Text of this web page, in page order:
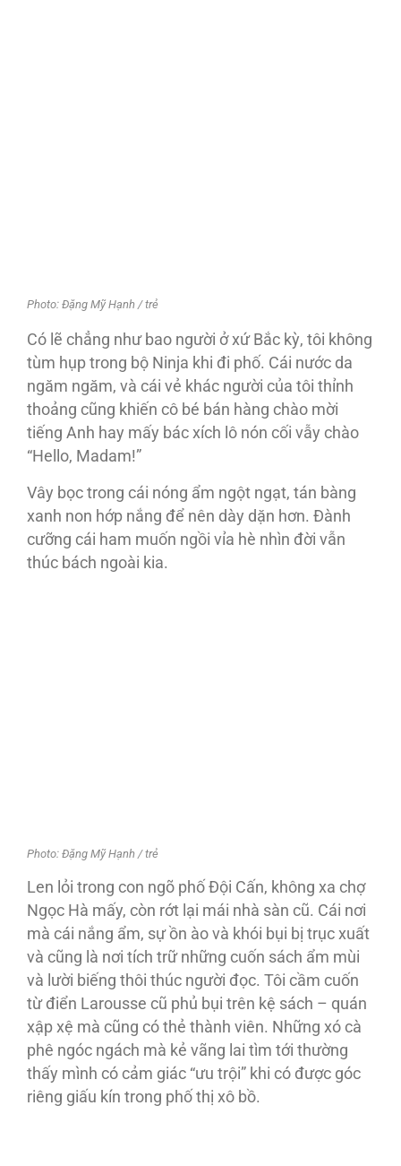
Photo: Đặng Mỹ Hạnh / trẻ
Có lẽ chẳng như bao người ở xứ Bắc kỳ, tôi không
tùm hụp trong bộ Ninja khi đi phố. Cái nước da
ngăm ngăm, và cái vẻ khác người của tôi thỉnh
thoảng cũng khiến cô bé bán hàng chào mời
tiếng Anh hay mấy bác xích lô nón cối vẫy chào
“Hello, Madam!”
Vây bọc trong cái nóng ẩm ngột ngạt, tán bàng
xanh non hớp nắng để nên dày dặn hơn. Đành
cưỡng cái ham muốn ngồi vỉa hè nhìn đời vẫn
thúc bách ngoài kia.
Photo: Đặng Mỹ Hạnh / trẻ
Len lỏi trong con ngõ phố Đội Cấn, không xa chợ
Ngọc Hà mấy, còn rớt lại mái nhà sàn cũ. Cái nơi
mà cái nắng ẩm, sự ồn ào và khói bụi bị trục xuất
và cũng là nơi tích trữ những cuốn sách ẩm mùi
và lười biếng thôi thúc người đọc. Tôi cầm cuốn
từ điển Larousse cũ phủ bụi trên kệ sách – quán
xập xệ mà cũng có thẻ thành viên. Những xó cà
phê ngóc ngách mà kẻ vãng lai tìm tới thường
thấy mình có cảm giác “ưu trội” khi có được góc
riêng giấu kín trong phố thị xô bồ.